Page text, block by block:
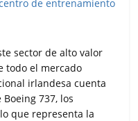
sector de alto valor
todo el mercado
irlandesa cuenta
737, los
que representa la